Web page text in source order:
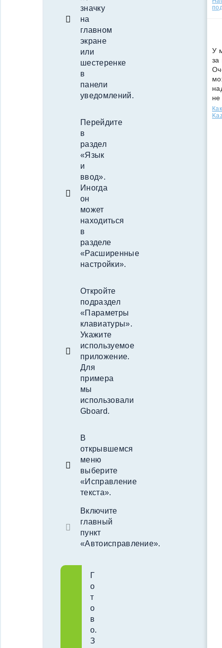
значку
на
главном
экране
или
шестеренке
в
панели
уведомлений.
Перейдите
в
раздел
«Язык
и
ввод».
Иногда
он
может
находиться
в
разделе
«Расширенные
настройки».
Откройте
подраздел
«Параметры
клавиатуры».
Укажите
используемое
приложение.
Для
примера
мы
использовали
Gboard.
В
открывшемся
меню
выберите
«Исправление
текста».
Включите
главный
пункт
«Автоисправление».
Г
о
т
о
в
о.
З
У
за
не